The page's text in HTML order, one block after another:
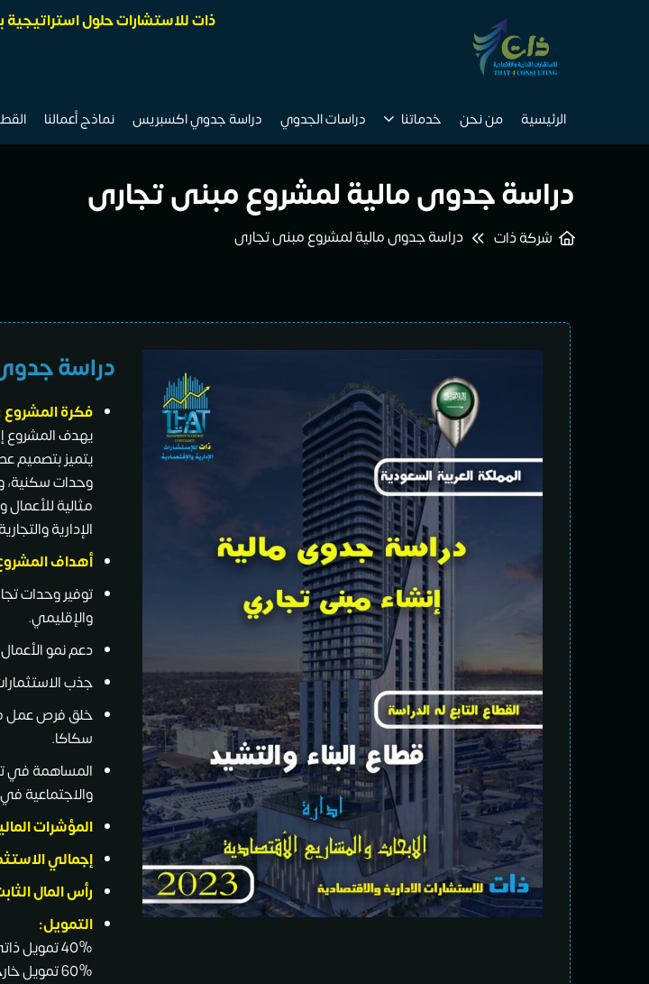
ذات للاستشارات حلول استراتيجية
الرئيسية من نحن خدماتنا دراسات الجدوي دراسة جدوي اكسبريس نماذج أعمالنا
دراسة جدوى مالية لمشروع مبنى تجارى
شركة ذات دراسة جدوى مالية لمشروع مبنى تجارى
دراسة
فكرة المشروع
يهدف المشروع
يتميز بتصميم
وحدات سكنية،
مثالية
الإدارية
أهداف
توفير وحدات
والإقليمي.
دعم نمو
جذب
خلق فرص عمل
سكاكا.
والاجتماعية
المؤشرات
إجمالي
رأس المال
التمويل:
40% تمويل ذاتي بقيمة 1,954,000 ريال.
60% تمويل خارجي بقيمة 2,931,000 ريال.